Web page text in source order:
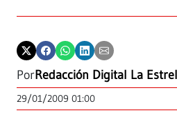
PorRedacción Digital La
29/01/2009 01:00